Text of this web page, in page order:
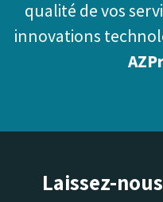
qualité de vos
innovations
Laissez-